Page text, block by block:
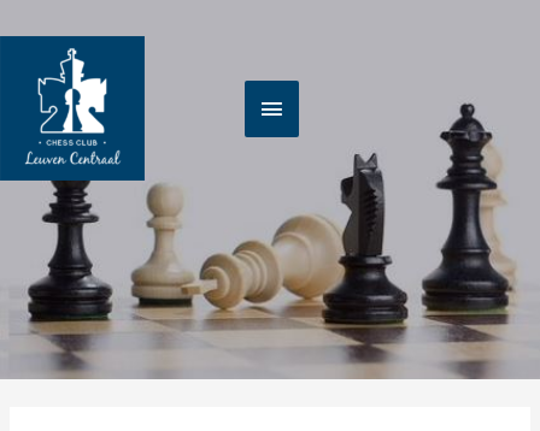
naar
inhoud